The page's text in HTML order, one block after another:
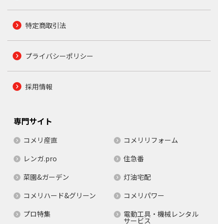
特定商取引法
プライバシーポリシー
採用情報
専門サイト
コメリ産直
コメリリフォーム
レンガ.pro
住急番
菜園&ガーデン
灯油宅配
コメリハード&グリーン
コメリパワー
プロ特集
電動工具・機械レンタル
サービス